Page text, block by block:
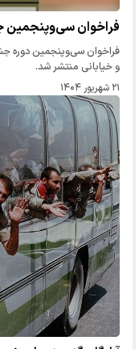
فراخوان سی‌وپنجمین
فراخوان سی‌وپنجمین دوره
و خیابانی منتشر شد.
۲۱ شهریور ۱۴۰۴